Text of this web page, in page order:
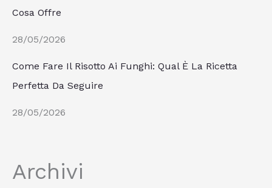
Cosa Offre
28/05/2026
Come Fare Il Risotto Ai Funghi: Qual È La Ricetta
Perfetta Da Seguire
28/05/2026
Archivi